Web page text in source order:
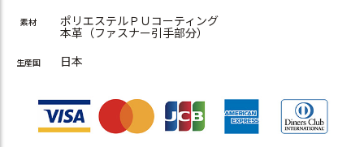
素材 ポリエステルＰＵコーティング
本革（ファスナー引手部分）
生産国 日本